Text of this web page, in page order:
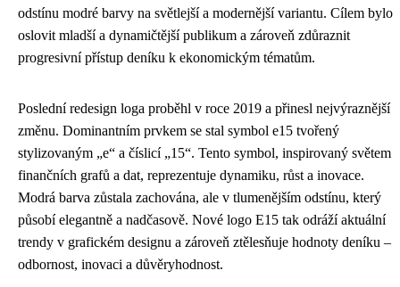
odstínu modré barvy na světlejší a modernější variantu. Cílem bylo
oslovit mladší a dynamičtější publikum a zároveň zdůraznit
progresivní přístup deníku k ekonomickým tématům.
Poslední redesign loga proběhl v roce 2019 a přinesl nejvýraznější
změnu. Dominantním prvkem se stal symbol e15 tvořený
stylizovaným „e“ a číslicí „15“. Tento symbol, inspirovaný světem
finančních grafů a dat, reprezentuje dynamiku, růst a inovace.
Modrá barva zůstala zachována, ale v tlumenějším odstínu, který
působí elegantně a nadčasově. Nové logo E15 tak odráží aktuální
trendy v grafickém designu a zároveň ztělesňuje hodnoty deníku –
odbornost, inovaci a důvěryhodnost.